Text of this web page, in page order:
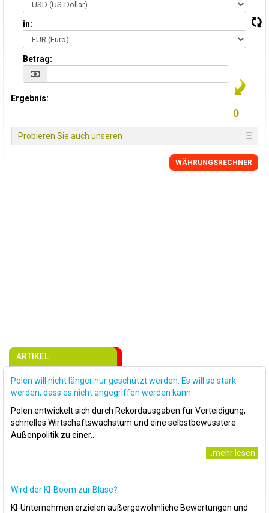
in:
Betrag:
Ergebnis:
Probieren Sie auch unseren
WÄHRUNGSRECHNER
ARTIKEL
Polen will nicht länger nur geschützt werden. Es will so stark
werden, dass es nicht angegriffen werden kann
Polen entwickelt sich durch Rekordausgaben für Verteidigung,
schnelles Wirtschaftswachstum und eine selbstbewusstere
Außenpolitik zu einer..
..mehr lesen
Wird der KI-Boom zur Blase?
KI-Unternehmen erzielen außergewöhnliche Bewertungen und